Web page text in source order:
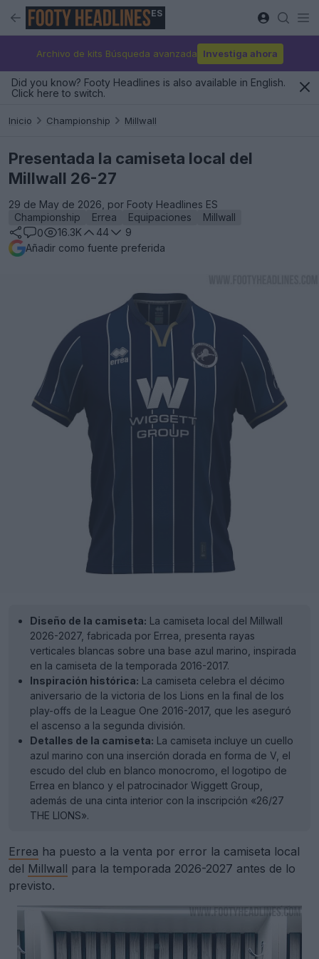
ES
Archivo de kits Búsqueda avanzada Investiga ahora
Did you know? Footy Headlines is also available in English.
Click here to switch.
Inicio Championship Millwall
Presentada la camiseta local del
Millwall 26-27
29 de May de 2026, por Footy Headlines ES
Championship
Errea Equipaciones
Millwall
0
16.3K 44
9
Añadir como fuente preferida
Diseño de la camiseta: La camiseta local del Millwall
2026-2027, fabricada por Errea, presenta rayas
verticales blancas sobre una base azul marino, inspirada
en la camiseta de la temporada 2016-2017.
Inspiración histórica: La camiseta celebra el décimo
aniversario de la victoria de los Lions en la final de los
play-offs de la League One 2016-2017, que les aseguró
el ascenso a la segunda división.
Detalles de la camiseta: La camiseta incluye un cuello
azul marino con una inserción dorada en forma de V, el
escudo del club en blanco monocromo, el logotipo de
Errea en blanco y el patrocinador Wiggett Group,
además de una cinta interior con la inscripción «26/27
THE LIONS».
Errea ha puesto a la venta por error la camiseta local
del Millwall para la temporada 2026-2027 antes de lo
previsto.